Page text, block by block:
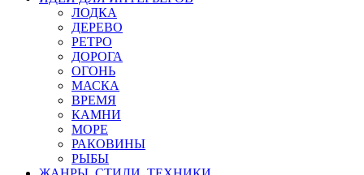
ЛОДКА
ДЕРЕВО
РЕТРО
ДОРОГА
ОГОНЬ
МАСКА
ВРЕМЯ
КАМНИ
МОРЕ
РАКОВИНЫ
РЫБЫ